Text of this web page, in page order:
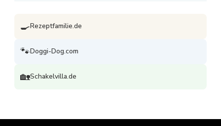
🍳Rezeptfamilie.de
🐾Doggi-Dog.com
🏡Schakelvilla.de